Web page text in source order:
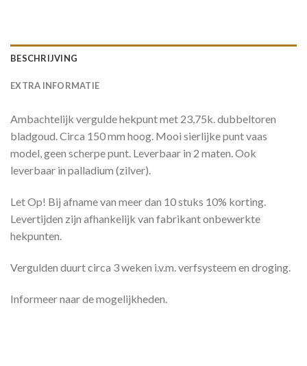
BESCHRIJVING
EXTRA INFORMATIE
Ambachtelijk vergulde hekpunt met 23,75k. dubbeltoren
bladgoud. Circa 150 mm hoog. Mooi sierlijke punt vaas
model, geen scherpe punt. Leverbaar in 2 maten. Ook
leverbaar in palladium (zilver).
Let Op! Bij afname van meer dan 10 stuks 10% korting.
Levertijden zijn afhankelijk van fabrikant onbewerkte
hekpunten.
Vergulden duurt circa 3 weken i.v.m. verfsysteem en droging.
Informeernaar de mogelijkheden.